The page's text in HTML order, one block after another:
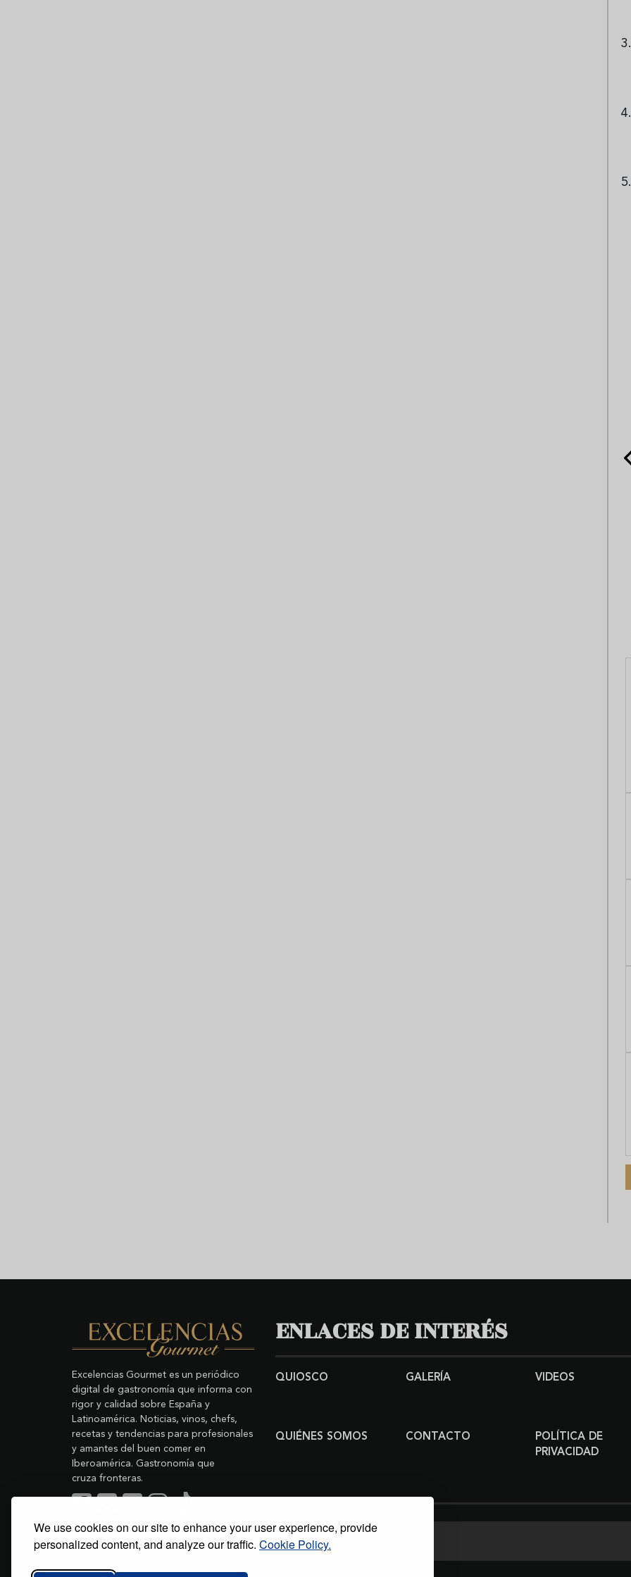
We use cookies on our site to enhance your user experience, provide
personalized content, and analyze our traffic. Cookie Policy.
Excelencias Gourmet es un periódico
digital de gastronomía que informa con
rigor y calidad sobre España y
Latinoamérica. Noticias, vinos, chefs,
recetas y tendencias para profesionales
y amantes del buen comer en
Iberoamérica. Gastronomía que
cruza fronteras.
Copyright © 2011-2026 Excelencias Gourmet.
Todos los derechos reservados.
Grupo Excelencias
ENLACES DE INTERÉS
QUIOSCO GALERÍA VIDEOS
QUIÉNES SOMOS CONTACTO
POLÍTICA DE
PRIVACIDAD
Buscar